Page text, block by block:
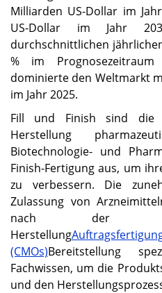
Milliarden US-Dollar im
US-Dollar im Jahr
durchschnittlichen
% im Prognosezeitraum
dominierte den Weltmarkt
im Jahr 2025.
Fill und Finish sind die
Herstellung
Biotechnologie- und
Finish-Fertigung aus, um
zu verbessern. Die
Zulassung von
nach der
Herstellung
(CMOs)Bereitstellung
Fachwissen, um die
und den